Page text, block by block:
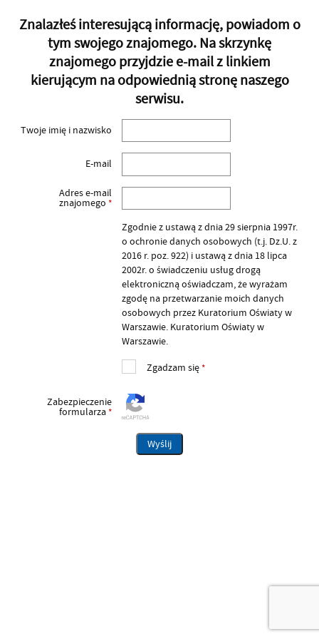
Znalazłeś interesującą informację, powiadom o
tym swojego znajomego. Na skrzynkę
znajomego przyjdzie e-mail z linkiem
kierującym na odpowiednią stronę naszego
serwisu.
Twoje imię i nazwisko
E-mail
Adres e-mail
znajomego *
Zgodnie z ustawą z dnia 29 sierpnia 1997r.
o ochronie danych osobowych (t.j. Dz.U. z
2016 r. poz. 922) i ustawą z dnia 18 lipca
2002r. o świadczeniu usług drogą
elektroniczną oświadczam, że wyrażam
zgodę na przetwarzanie moich danych
osobowych przez Kuratorium Oświaty w
Warszawie. Kuratorium Oświaty w
Warszawie.
Zgadzam się*
Zabezpieczenie
formularza*